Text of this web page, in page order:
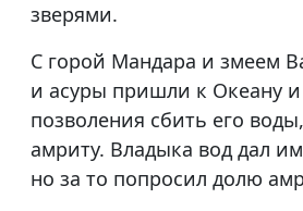
зверями.
С горой Мандара и змеем
и асуры пришли к Океану и
позволения сбить его
амриту. Владыка вод дал им
но за то попросил долю